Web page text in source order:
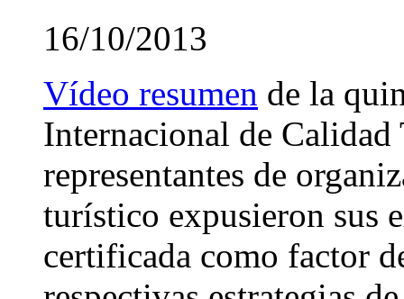
16/10/2013
Vídeo resumen de la
Internacional de Calidad
representantes de
turístico expusieron sus
certificada como factor